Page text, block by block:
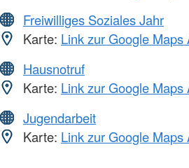
Freiwilliges Soziales Jahr
Karte: Link zur Google Maps
Hausnotruf
Karte: Link zur Google Maps
Jugendarbeit
Karte: Link zur Google Maps